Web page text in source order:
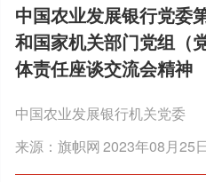
中国农业发展银行党委
和国家机关部门党组（
体责任座谈交流会精神
中国农业发展银行机关党委
来源：旗帜网2023年08月25